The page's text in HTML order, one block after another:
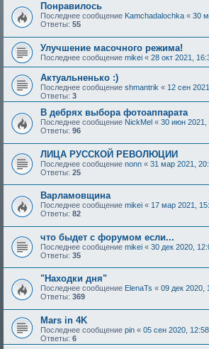
Понравилось
Последнее сообщение Kamchadalochka « 30
Ответы: 55
Улучшение масочного режима!
Последнее сообщение mikei « 28 окт 2021,
Актуальненько :)
Последнее сообщение shmantrik « 12 сен
Ответы: 3
В дебрях выбора фотоаппарата
Последнее сообщение NickMel « 30 июн 2021,
Ответы: 96
ЛИЦА РУССКОЙ РЕВОЛЮЦИИ
Последнее сообщение nonn « 31 мар 2021,
Ответы: 25
Варламовщина
Последнее сообщение mikei « 17 мар 2021,
Ответы: 82
что быдет с форумом если...
Последнее сообщение mikei « 30 дек 2020,
Ответы: 35
"Находки дня"
Последнее сообщение ElenaTs « 09 дек 2020,
Ответы: 369
Mars in 4K
Последнее сообщение pin « 05 сен 2020, 12:58
Ответы: 6